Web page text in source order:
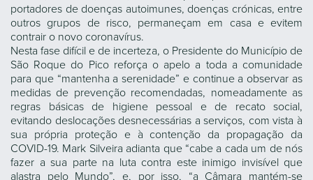
portadores de doenças autoimunes, doenças crónicas, entre
outros grupos de risco, permaneçam em casa e evitem
contrair o novo coronavírus.
Nesta fase difícil e de incerteza, o Presidente do Município de
São Roque do Pico reforça o apelo a toda a comunidade
para que “mantenha a serenidade” e continue a observar as
medidas de prevenção recomendadas, nomeadamente as
regras básicas de higiene pessoal e de recato social,
evitando deslocações desnecessárias a serviços, com vista à
sua própria proteção e à contenção da propagação da
COVID-19. Mark Silveira adianta que “cabe a cada um de nós
fazer a sua parte na luta contra este inimigo invisível que
alastra pelo Mundo”, e, por isso, “a Câmara mantém-se